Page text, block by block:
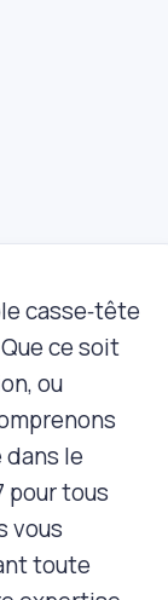
casse‑tête
ce soit
ou
le
pour tous
vous
toute